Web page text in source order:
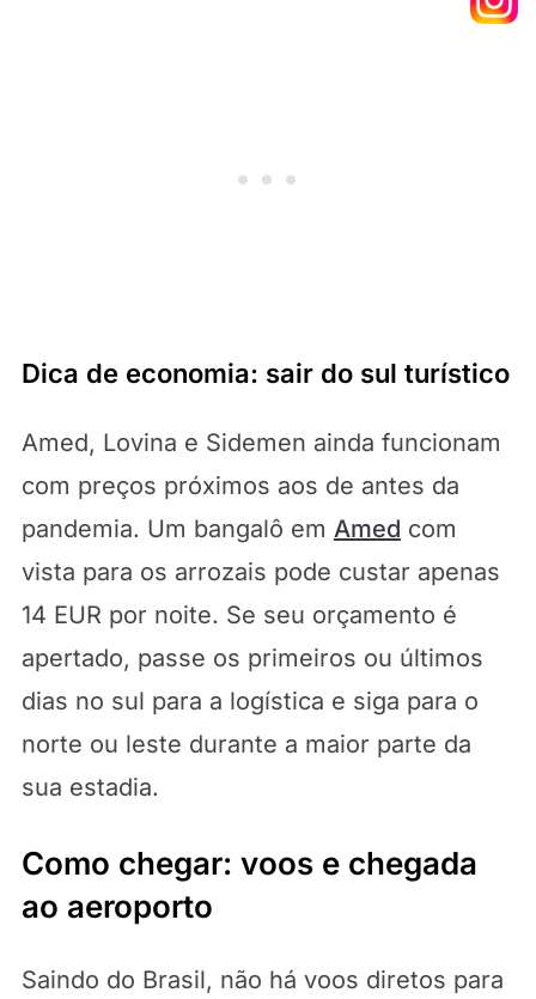
Dica de economia: sair do sul turístico
Amed, Lovina e Sidemen ainda funcionam
com preços próximos aos de antes da
pandemia. Um bangalô em Amed com
vista para os arrozais pode custar apenas
14 EUR por noite. Se seu orçamento é
apertado, passe os primeiros ou últimos
dias no sul para a logística e siga para o
norte ou leste durante a maior parte da
sua estadia.
Como chegar: voos e chegada
ao aeroporto
Saindo do Brasil, não há voos diretos para